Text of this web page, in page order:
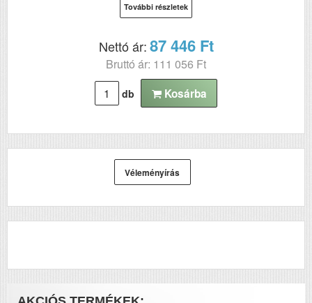
További részletek
Nettó ár:87 446 Ft
Bruttó ár: 111 056 Ft
db Kosárba
Véleményírás